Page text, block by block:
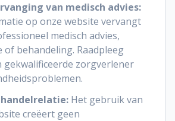
van medisch advies:
op onze website vervangt
medisch advies,
of behandeling. Raadpleeg
gekwalificeerde zorgverlener
Het gebruik van
creëert geen